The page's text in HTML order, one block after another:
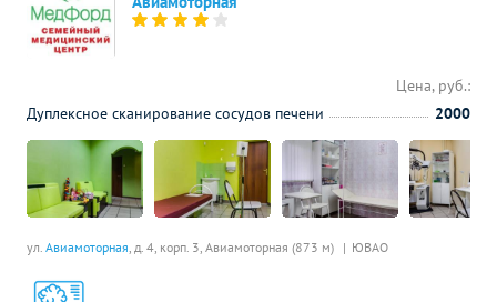
ул. Авиамоторная, д. 4, корп. 3, Авиамоторная (873 м) ЮВАО
Цена, руб.:
Дуплексное сканирование сосудов печени
2000